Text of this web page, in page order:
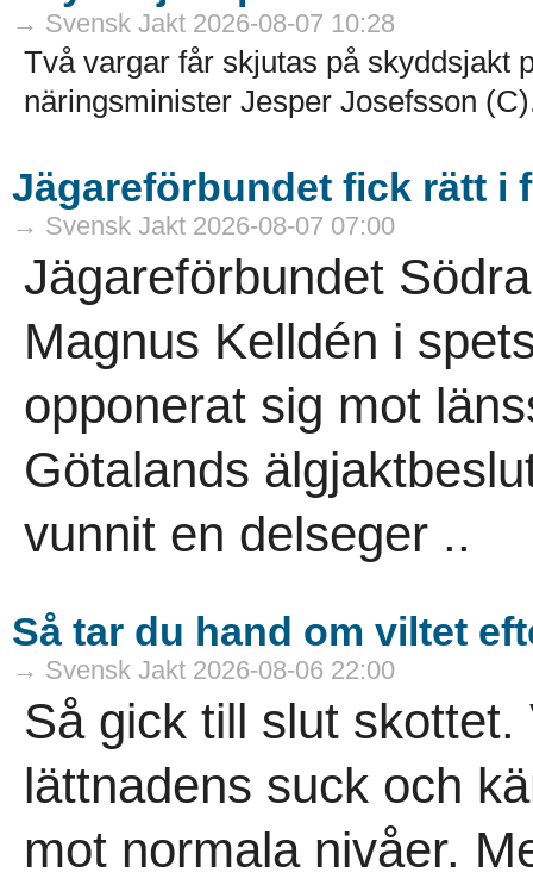
→ Svensk Jakt 2026-08-07 10:28
Två vargar får skjutas på skyddsjakt
näringsminister Jesper Josefsson
Jägareförbundet fick rätt i
→ Svensk Jakt 2026-08-07 07:00
Jägareförbundet
Magnus Kelldén i
opponerat sig mot
Götalands
vunnit en delseger ..
Så tar du hand om viltet
→ Svensk Jakt 2026-08-06 22:00
Så gick till slut
lättnadens suck och
mot normala nivåer.